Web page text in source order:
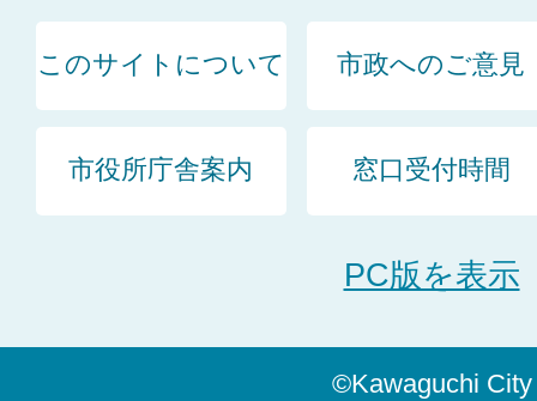
このサイトについて 市政へのご意見
市役所庁舎案内 窓口受付時間
PC版を表示
©Kawaguchi City